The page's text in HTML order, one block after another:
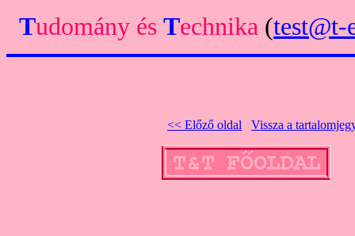
Tudomány és Technika (test@t-
<< Előző oldal Vissza a